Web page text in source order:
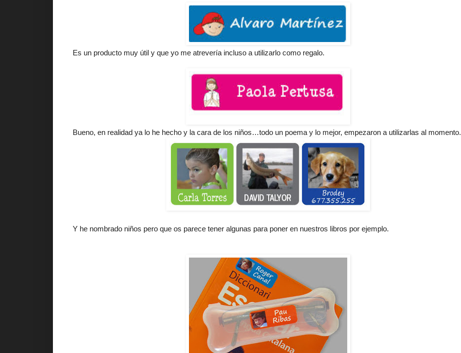
Es un producto muy útil y que yo me atrevería incluso a utilizarlo como regalo.
Bueno, en realidad ya lo he hecho y la cara de los niños…todo un poema y lo mejor, empezaron a utilizarlas al momento.
Y he nombrado niños pero que os parece tener algunas para poner en nuestros libros por ejemplo.